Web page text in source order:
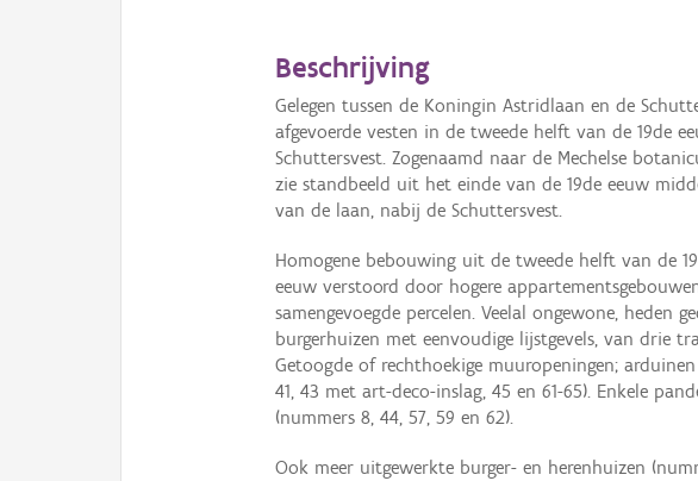
Beschrijving
Gelegen tussen de Koningin Astridlaan en de
afgevoerde vesten in de tweede helft van de 19de
Schuttersvest. Zogenaamd naar de Mechelse
zie standbeeld uit het einde van de 19de eeuw
van de laan, nabij de Schuttersvest.
Homogene bebouwing uit de tweede helft van de
eeuw verstoord door hogere
samengevoegde percelen. Veelal ongewone, heden
burgerhuizen met eenvoudige lijstgevels, van drie
Getoogde of rechthoekige muuropeningen; arduinen
41, 43 met art-deco-inslag, 45 en 61-65). Enkele
(nummers 8, 44, 57, 59 en 62).
Ook meer uitgewerkte burger- en herenhuizen